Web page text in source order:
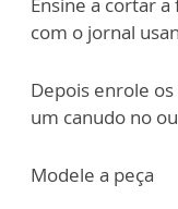
Ensine a cortar
com o jornal
Depois enrole
um canudo no
Modele a peça